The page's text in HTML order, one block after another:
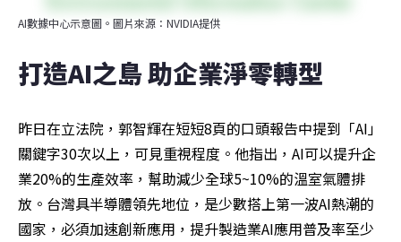
AI數據中心示意圖。圖片來源：NVIDIA提供
打造AI之島 助企業淨零轉型
昨日在立法院，郭智輝在短短8頁的口頭報告中提到「AI」
關鍵字30次以上，可見重視程度。他指出，AI可以提升企
業20%的生產效率，幫助減少全球5~10%的溫室氣體排
放。台灣具半導體領先地位，是少數搭上第一波AI熱潮的
國家，必須加速創新應用，提升製造業AI應用普及率至少